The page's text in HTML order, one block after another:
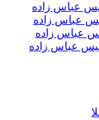
عباس زاده
عباس زاده
عباس زاده
عباس زاده